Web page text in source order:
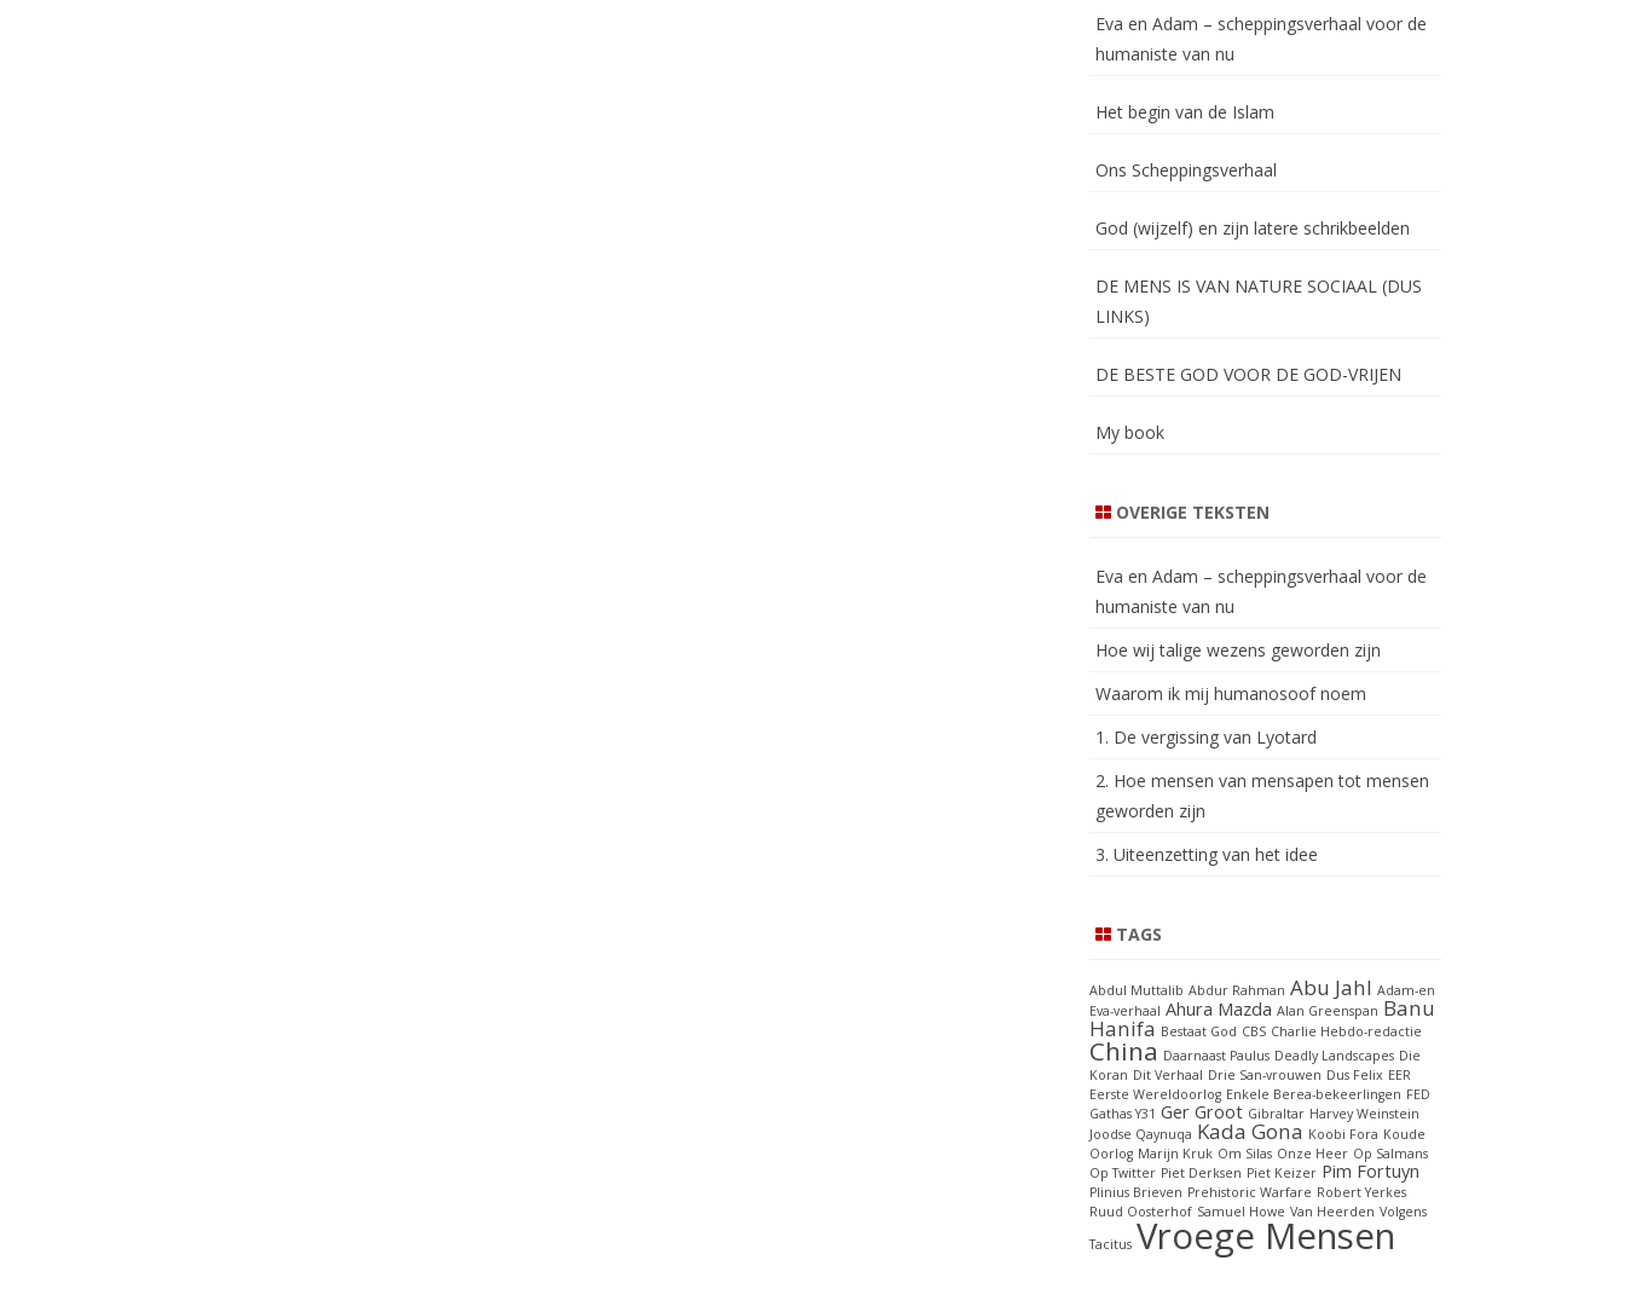
Eva en Adam – scheppingsverhaal voor de
humaniste van nu
Het begin van de Islam
Ons Scheppingsverhaal
God (wijzelf) en zijn latere schrikbeelden
DE MENS IS VAN NATURE SOCIAAL (DUS
LINKS)
DE BESTE GOD VOOR DE GOD-VRIJEN
My book
OVERIGE TEKSTEN
Eva en Adam – scheppingsverhaal voor de
humaniste van nu
Hoe wij talige wezens geworden zijn
Waarom ik mij humanosoof noem
1. De vergissing van Lyotard
2. Hoe mensen van mensapen tot mensen
geworden zijn
3. Uiteenzetting van het idee
TAGS
Abdul Muttalib Abdur Rahman Abu Jahl Adam-en
Eva-verhaal Ahura Mazda Alan Greenspan Banu
Hanifa Bestaat God CBS Charlie Hebdo-redactie
China Daarnaast Paulus Deadly Landscapes Die
Koran Dit Verhaal Drie San-vrouwen Dus Felix EER
Eerste Wereldoorlog Enkele Berea-bekeerlingen FED
Gathas Y31 Ger Groot Gibraltar Harvey Weinstein
Joodse Qaynuqa Kada Gona Koobi Fora Koude
Oorlog Marijn Kruk Om Silas Onze Heer Op Salmans
Op Twitter Piet Derksen Piet Keizer Pim Fortuyn
Plinius Brieven Prehistoric Warfare Robert Yerkes
Ruud Oosterhof Samuel Howe Van Heerden Volgens
Tacitus Vroege Mensen